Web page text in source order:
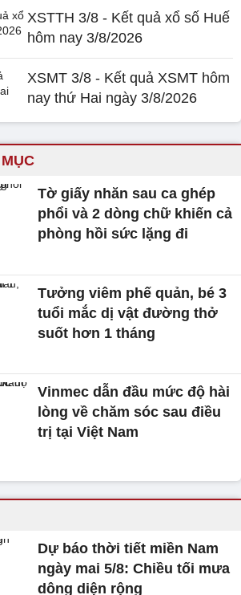
XSTTH 3/8 - Kết quả xổ số Huế
hôm nay 3/8/2026
XSMT 3/8 - Kết quả XSMT hôm
nay thứ Hai ngày 3/8/2026
Tờ giấy nhăn sau ca ghép
phổi và 2 dòng chữ khiến cả
phòng hồi sức lặng đi
Tưởng viêm phế quản, bé 3
tuổi mắc dị vật đường thở
suốt hơn 1 tháng
Vinmec dẫn đầu mức độ hài
lòng về chăm sóc sau điều
trị tại Việt Nam
Dự báo thời tiết miền Nam
ngày mai 5/8: Chiều tối mưa
dông diện rộng